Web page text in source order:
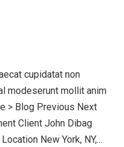
cupidatat non
modeserunt mollit anim
> Blog Previous Next
Client John Dibag
New York, NY,...